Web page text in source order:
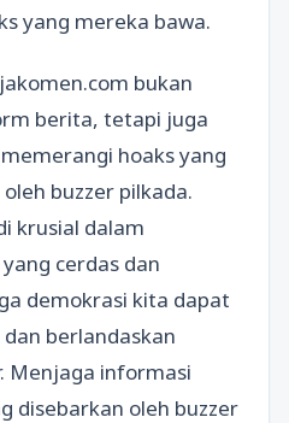
yang mereka bawa.
bukan
berita, tetapi juga
hoaks yang
buzzer pilkada.
krusial dalam
cerdas dan
demokrasi kita dapat
berlandaskan
Menjaga informasi
disebarkan oleh buzzer